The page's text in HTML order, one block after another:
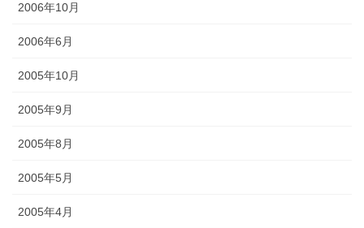
2006年10月
2006年6月
2005年10月
2005年9月
2005年8月
2005年5月
2005年4月